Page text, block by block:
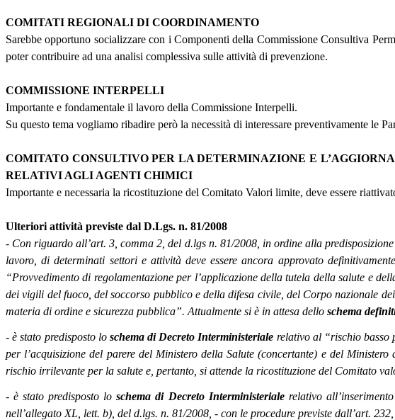
COMITATI REGIONALI DI COORDINAMENTO
Sarebbe opportuno socializzare con i Componenti della Commissione Consultiva
poter contribuire ad una analisi complessiva sulle attività di prevenzione.
COMMISSIONE INTERPELLI
Importante e fondamentale il lavoro della Commissione Interpelli.
Su questo tema vogliamo ribadire però la necessità di interessare preventivamente le
COMITATO CONSULTIVO PER LA DETERMINAZIONE E
RELATIVI AGLI AGENTI CHIMICI
Importante e necessaria la ricostituzione del Comitato Valori limite, deve essere
Ulteriori attività previste dal D.Lgs. n. 81/2008
- Con riguardo all’art. 3, comma 2, del d.lgs n. 81/2008, in ordine alla
lavoro, di determinati settori e attività deve essere ancora approvato
“Provvedimento di regolamentazione per l’applicazione della tutela della salute e
dei vigili del fuoco, del soccorso pubblico e della difesa civile, del Corpo nazionale
materia di ordine e sicurezza pubblica”. Attualmente si è in attesa dello schema
- è stato predisposto lo schema di Decreto Interministeriale relativo al “rischio basso
per l’acquisizione del parere del Ministero della Salute (concertante) e del
rischio irrilevante per la salute e, pertanto, si attende la ricostituzione del Comitato
- è stato predisposto loschema di Decreto Interministerialerelativo
nell’allegato XL, lett. b), del d.lgs. n. 81/2008, - con le procedure previste dall’art.